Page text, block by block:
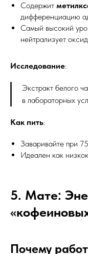
Содержит
дифференциацию
Самый высокий
нейтрализует
Исследование:
Экстракт белого
в лабораторных
Как пить:
Заваривайте при
Идеален как
5. Мате:
Почему